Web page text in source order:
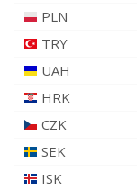
PLN
TRY
UAH
HRK
CZK
SEK
ISK